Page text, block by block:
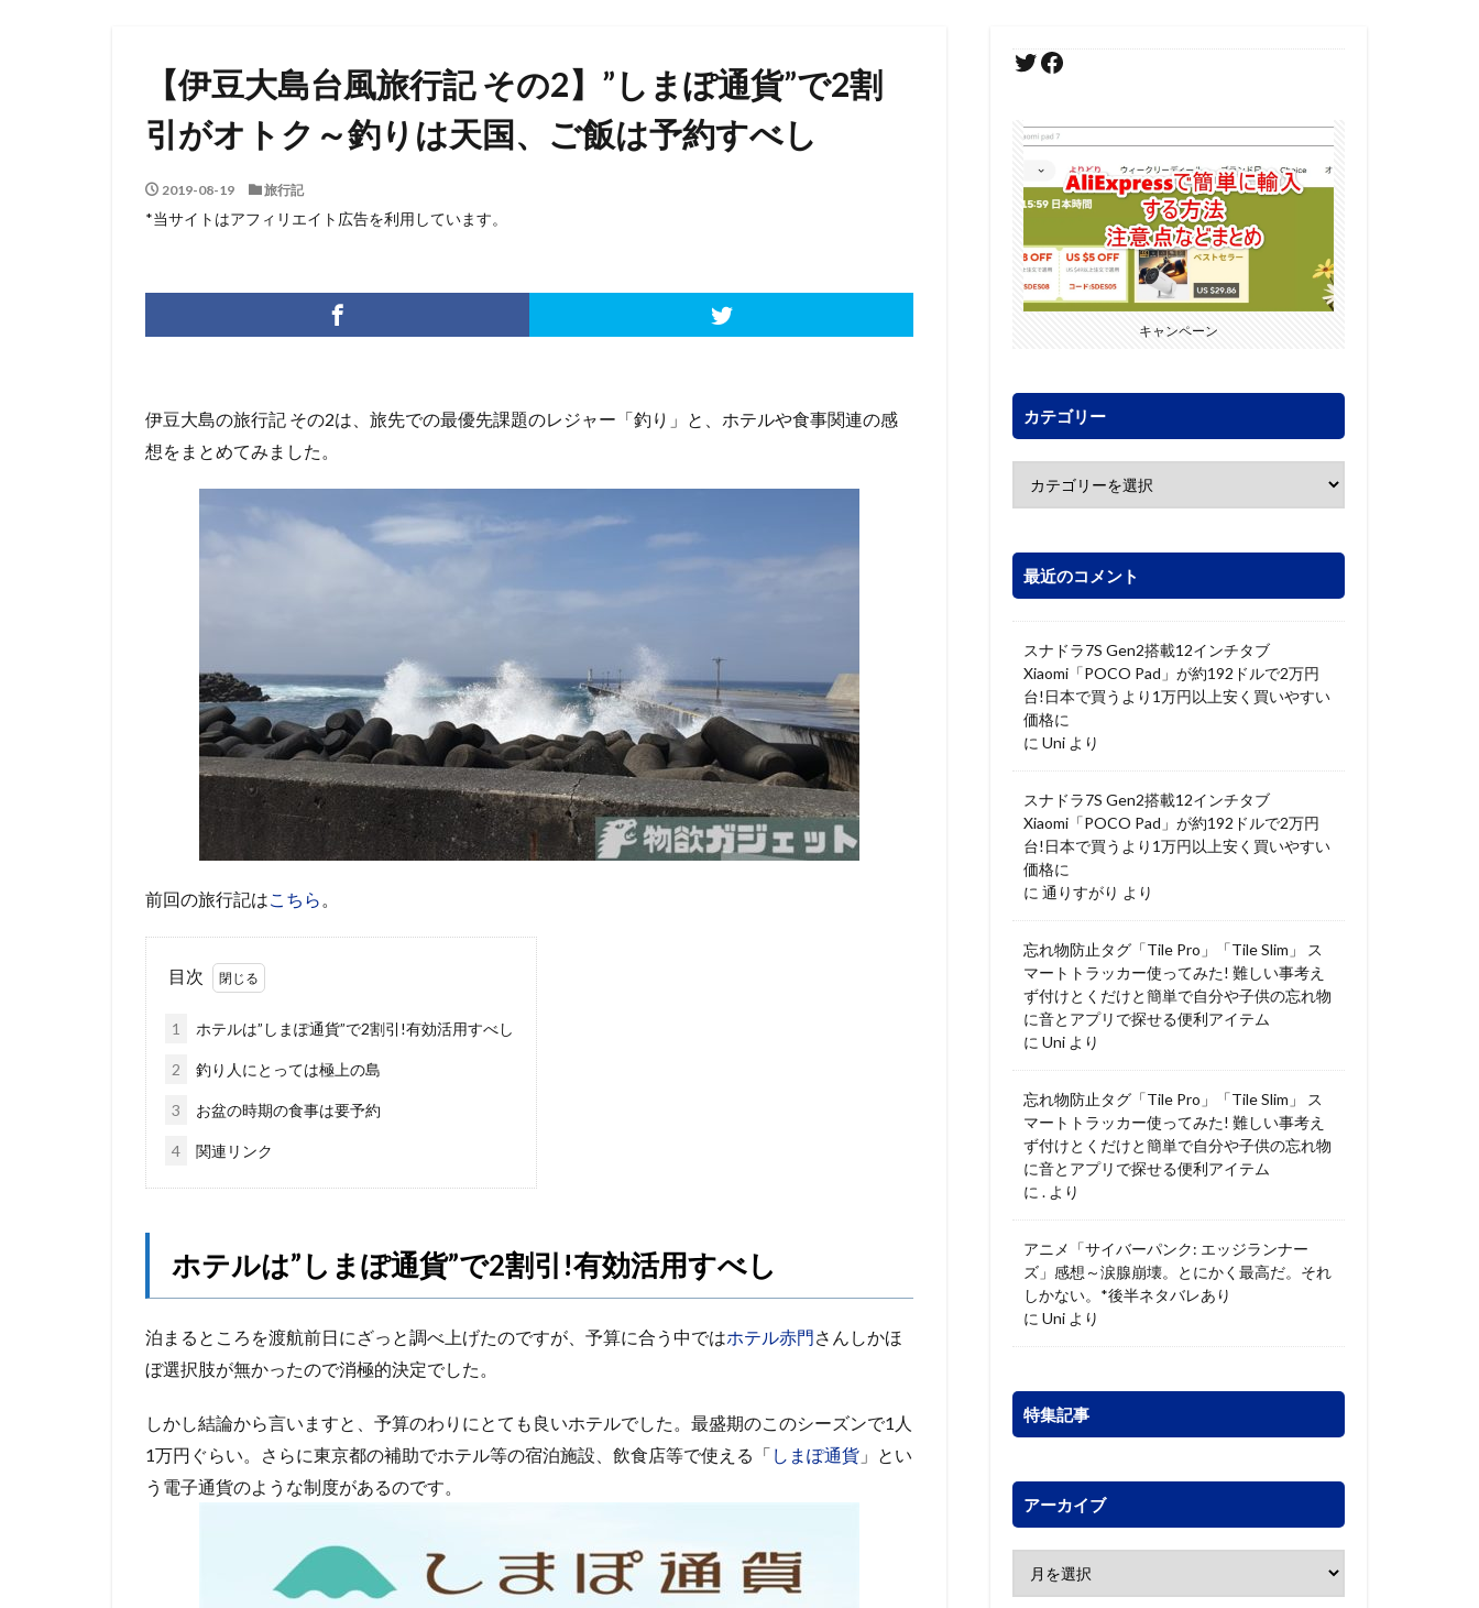
【伊豆大島台風旅行記 その2】”しまぽ通貨”で2割
引がオトク～釣りは天国、ご飯は予約すべし
2019-08-19 旅行記
*当サイトはアフィリエイト広告を利用しています。
伊豆大島の旅行記 その2は、旅先での最優先課題のレジャー「釣り」と、ホテルや食事関連の感
想をまとめてみました。
前回の旅行記はこちら 。
目次
1 ホテルは”しまぽ通貨”で2割引!有効活用すべし
2 釣り人にとっては極上の島
3 お盆の時期の食事は要予約
4 関連リンク
ホテルは”しまぽ通貨”で2割引!有効活用すべし
泊まるところを渡航前日にざっと調べ上げたのですが、予算に合う中ではホテル赤門さんしかほ
ぼ選択肢が無かったので消極的決定でした。
しかし結論から言いますと、予算のわりにとても良いホテルでした。最盛期のこのシーズンで1人
1万円ぐらい。さらに東京都の補助でホテル等の宿泊施設、飲食店等で使える「 しまぽ通貨 」とい
う電子通貨のような制度があるのです。
キャンペーン
カテゴリー
最近のコメント
スナドラ7S Gen2搭載12インチタブ
Xiaomi「POCO Pad」が約192ドルで2万円
台!日本で買うより1万円以上安く買いやすい
価格に
に Uni より
スナドラ7S Gen2搭載12インチタブ
Xiaomi「POCO Pad」が約192ドルで2万円
台!日本で買うより1万円以上安く買いやすい
価格に
に 通りすがり より
忘れ物防止タグ「Tile Pro」「Tile Slim」 ス
マートトラッカー使ってみた! 難しい事考え
ず付けとくだけと簡単で自分や子供の忘れ物
に音とアプリで探せる便利アイテム
に Uni より
忘れ物防止タグ「Tile Pro」「Tile Slim」 ス
マートトラッカー使ってみた! 難しい事考え
ず付けとくだけと簡単で自分や子供の忘れ物
に音とアプリで探せる便利アイテム
に . より
アニメ「サイバーパンク: エッジランナー
ズ」感想～涙腺崩壊。とにかく最高だ。それ
しかない。*後半ネタバレあり
に Uni より
特集記事
アーカイブ